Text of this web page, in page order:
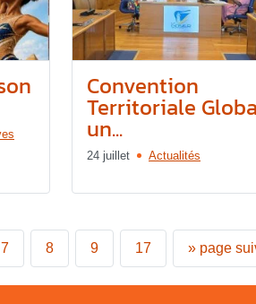
Convention
Territoriale
un...
24 juillet Actualités
7 8 9 17 » page